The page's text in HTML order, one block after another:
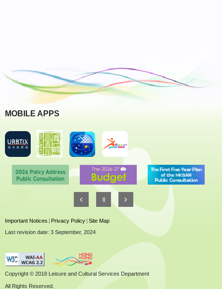
MOBILE APPS
Important Notices | Privacy Policy | Site Map
Last revision date: 3 September, 2024
Copyright © 2018 Leisure and Cultural Services Department
All Rights Reserved.